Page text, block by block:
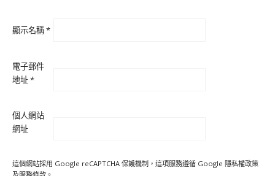
顯示名稱*
電子郵件
地址*
個人網站
網址
這個網站採用 Google reCAPTCHA 保護機制，這項服務遵循 Google 隱私權政策